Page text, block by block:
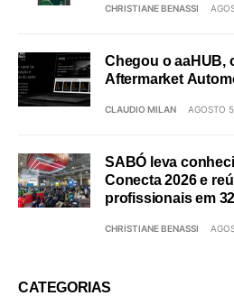
CHRISTIANE BENASSI
Chegou o aaHUB,
Aftermarket
CLAUDIO MILAN AGOSTO
SABÓ leva
Conecta 2026 e
profissionais em
CHRISTIANE BENASSI
CATEGORIAS